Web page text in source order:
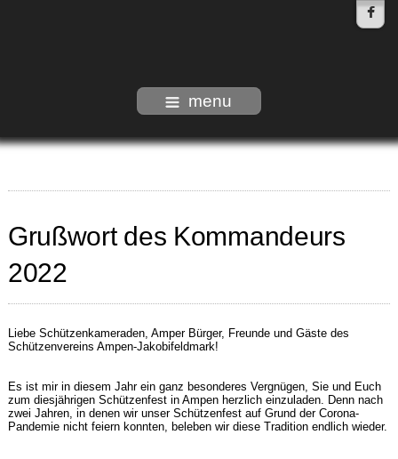
menu
Grußwort des Kommandeurs
2022
Liebe Schützenkameraden, Amper Bürger, Freunde und Gäste des
Schützenvereins Ampen-Jakobifeldmark!
Es ist mir in diesem Jahr ein ganz besonderes Vergnügen, Sie und Euch
zum diesjährigen Schützenfest in Ampen herzlich einzuladen. Denn nach
zwei Jahren, in denen wir unser Schützenfest auf Grund der Corona-
Pandemie nicht feiern konnten, beleben wir diese Tradition endlich wieder.